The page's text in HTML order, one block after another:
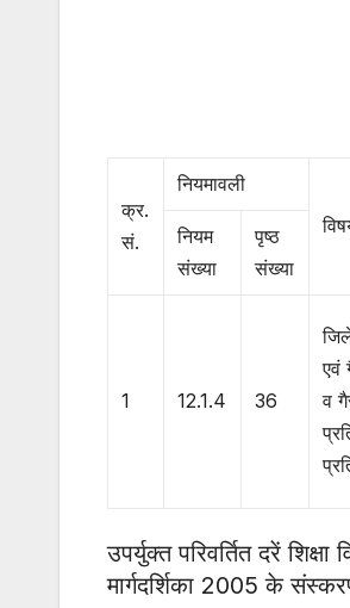
क्र.
सं.
नियमावली
नियम
संख्या
पृष्ठ
संख्या
1 12.1.4 36
एवं
व
उपर्युक्त परिवर्तित दरें
मार्गदर्शिका 2005 के